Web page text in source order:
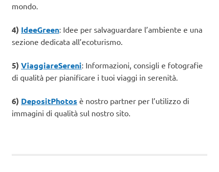
mondo.
4) IdeeGreen: Idee per salvaguardare l’ambiente e una
sezione dedicata all’ecoturismo.
5) ViaggiareSereni: Informazioni, consigli e fotografie
di qualità per pianificare i tuoi viaggi in serenità.
6) DepositPhotos è nostro partner per l’utilizzo di
immagini di qualità sul nostro sito.